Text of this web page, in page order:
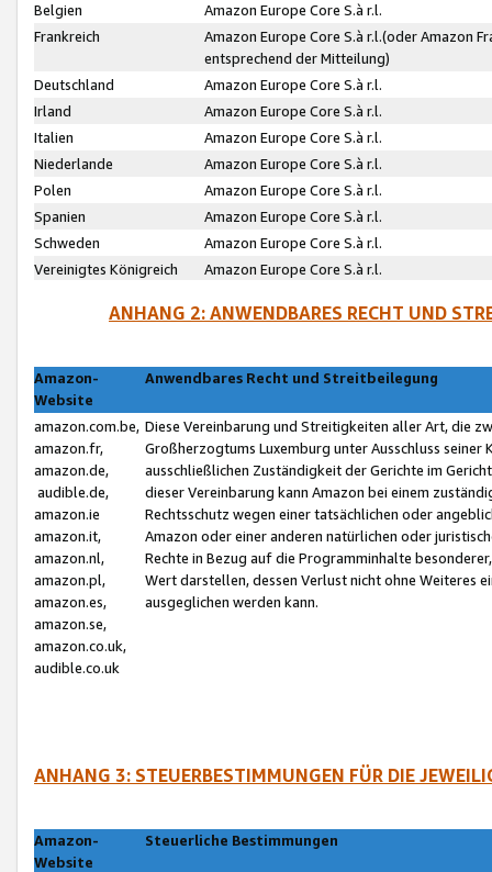
Belgien
Amazon Europe Core S.à r.l.
Frankreich
Amazon Europe Core S.à r.l.(oder Amazon
entsprechend der Mitteilung)
Deutschland
Amazon Europe Core S.à r.l.
Irland
Amazon Europe Core S.à r.l.
Italien
Amazon Europe Core S.à r.l.
Niederlande
Amazon Europe Core S.à r.l.
Polen
Amazon Europe Core S.à r.l.
Spanien
Amazon Europe Core S.à r.l.
Schweden
Amazon Europe Core S.à r.l.
Vereinigtes Königreich
Amazon Europe Core S.à r.l.
ANHANG 2: ANWENDBARES RECHT UND
Amazon-
Website
Anwendbares Recht und Streitbeilegung
amazon.com.be,
amazon.fr,
amazon.de,
audible.de,
amazon.ie
amazon.it,
amazon.nl,
amazon.pl,
amazon.es,
amazon.se,
amazon.co.uk,
audible.co.uk
Diese Vereinbarung und Streitigkeiten aller Art, die
Großherzogtums Luxemburg unter Ausschluss
ausschließlichen Zuständigkeit der Gerichte im
dieser Vereinbarung kann Amazon bei einem
Rechtsschutz wegen einer tatsächlichen oder
Amazon oder einer anderen natürlichen oder
Rechte in Bezug auf die Programminhalte
Wert darstellen, dessen Verlust nicht ohne Weiteres
ausgeglichen werden kann.
ANHANG 3: STEUERBESTIMMUNGEN FÜR DIE
Amazon-
Website
Steuerliche Bestimmungen